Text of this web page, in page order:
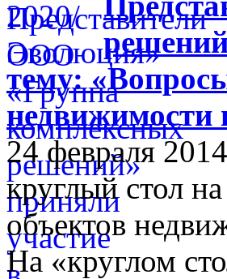
тему:
недвижимости
24 февраля
круглый стол
объектов
На «круглом